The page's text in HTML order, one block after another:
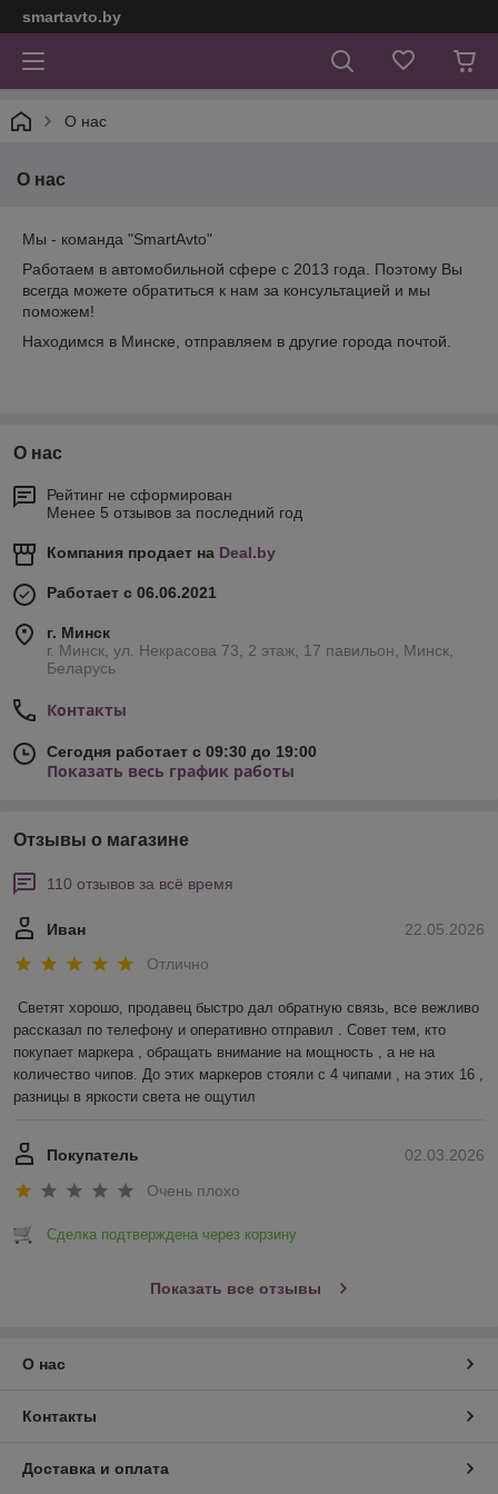
smartavto.by
О нас
О нас
Мы - команда "SmartAvto"
Работаем в автомобильной сфере с 2013 года. Поэтому Вы
всегда можете обратиться к нам за консультацией и мы
поможем!
Находимся в Минске, отправляем в другие города почтой.
О нас
Рейтинг не сформирован
Менее 5 отзывов за последний год
Компания продает на Deal.by
Работает с 06.06.2021
г. Минск
г. Минск, ул. Некрасова 73, 2 этаж, 17 павильон, Минск,
Беларусь
Контакты
Сегодня работает с 09:30 до 19:00
Показать весь график работы
Отзывы о магазине
110 отзывов за всё время
22.05.2026
Иван
Отлично
Светят хорошо, продавец быстро дал обратную связь, все вежливо
рассказал по телефону и оперативно отправил . Совет тем, кто
покупает маркера , обращать внимание на мощность , а не на
количество чипов. До этих маркеров стояли с 4 чипами , на этих 16 ,
разницы в яркости света не ощутил
02.03.2026
Покупатель
Очень плохо
Сделка подтверждена через корзину
Показать все отзывы
О нас
Контакты
Доставка и оплата